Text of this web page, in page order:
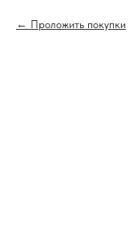
Проложить покупки